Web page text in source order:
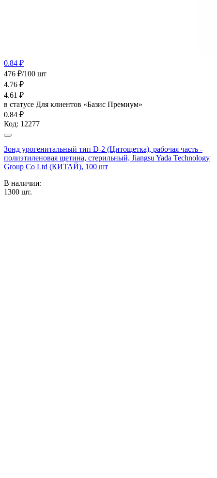
0.84 ₽
476 ₽/100 шт
4.76 ₽
4.61 ₽
в статусе Для клиентов «Базис Премиум»
0.84 ₽
Код: 12277
Зонд урогенитальный тип D-2 (Цитощетка), рабочая часть -
полиэтиленовая щетина, стерильный, Jiangsu Yada Technology
Group Co Ltd (КИТАЙ), 100 шт
В наличии:
1300 шт.